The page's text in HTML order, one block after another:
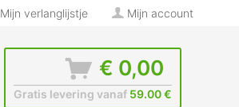
Mijn verlanglijstje Mijn account
€ 0,00
Gratis levering vanaf 59.00 €